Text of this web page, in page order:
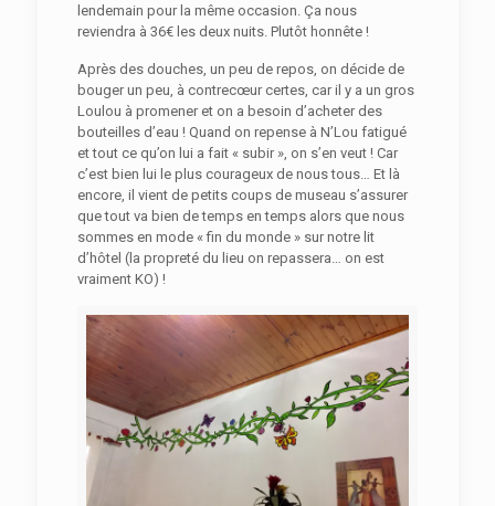
lendemain pour la même occasion. Ça nous
reviendra à 36€ les deux nuits. Plutôt honnête !
Après des douches, un peu de repos, on décide de
bouger un peu, à contrecœur certes, car il y a un gros
Loulou à promener et on a besoin d’acheter des
bouteilles d’eau ! Quand on repense à N’Lou fatigué
et tout ce qu’on lui a fait « subir », on s’en veut ! Car
c’est bien lui le plus courageux de nous tous… Et là
encore, il vient de petits coups de museau s’assurer
que tout va bien de temps en temps alors que nous
sommes en mode « fin du monde » sur notre lit
d’hôtel (la propreté du lieu on repassera… on est
vraiment KO) !